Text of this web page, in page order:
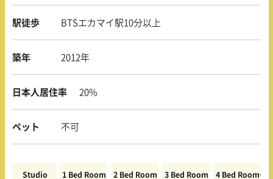
駅徒歩 BTSエカマイ駅10分以上
築年 2012年
日本人居住率 20%
ペット 不可
Studio 1 Bed Room 2 Bed Room 3 Bed Room 4 Bed Room〜